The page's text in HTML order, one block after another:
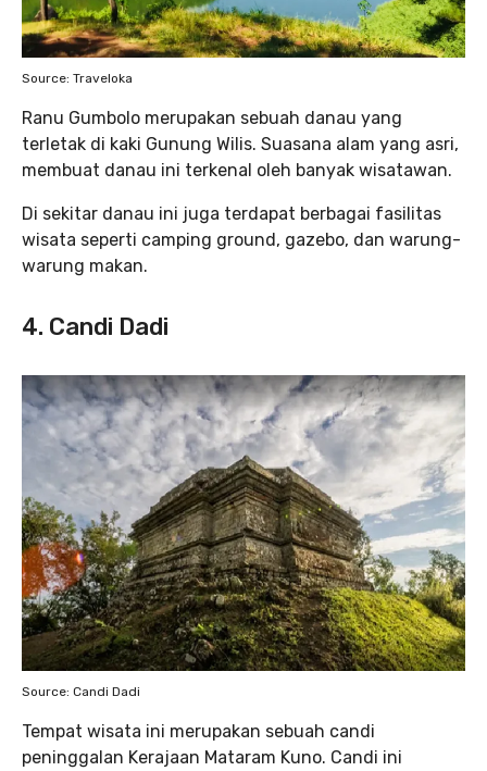
Source: Traveloka
Ranu Gumbolo merupakan sebuah danau yang
terletak di kaki Gunung Wilis. Suasana alam yang asri,
membuat danau ini terkenal oleh banyak wisatawan.
Di sekitar danau ini juga terdapat berbagai fasilitas
wisata seperti camping ground, gazebo, dan warung-
warung makan.
4. Candi Dadi
Source: Candi Dadi
Tempat wisata ini merupakan sebuah candi
peninggalan Kerajaan Mataram Kuno. Candi ini